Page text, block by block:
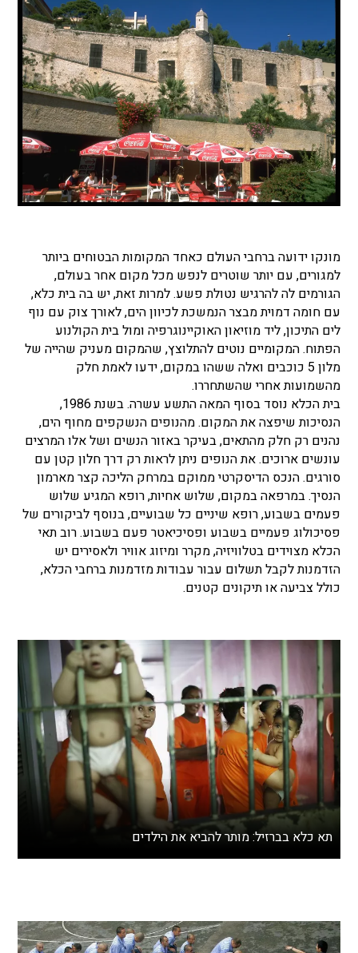
מונקו ידועה ברחבי העולם כאחד המקומות הבטוחים ביותר
למגורים, עם יותר שוטרים לנפש מכל מקום אחר בעולם,
הגורמים לה להרגיש נטולת פשע. למרות זאת, יש בה בית כלא,
עם חומה דמוית מבצר הנמשכת לכיוון הים, לאורך צוק עם נוף
לים התיכון, ליד מוזיאון האוקיינוגרפיה ומול בית הקולנוע
הפתוח. המקומיים נוטים להתלוצץ, שהמקום מעניק שהייה של
מלון 5 כוכבים ואלה ששהו במקום, ידעו לאמת חלק
מהשמועות אחרי שהשתחררו.
בית הכלא נוסד בסוף המאה התשע עשרה. בשנת 1986,
הנסיכות שיפצה את המקום. מהנופים הנשקפים מחוף הים,
נהנים רק חלק מהתאים, בעיקר באזור הנשים ושל אלו המרצים
עונשים ארוכים. את הנופים ניתן לראות רק דרך חלון קטן עם
סורגים. הנכס הדיסקרטי ממוקם במרחק הליכה קצר מארמון
הנסיך. במרפאה במקום, שלוש אחיות, רופא המגיע שלוש
פעמים בשבוע, רופא שיניים כל שבועיים, בנוסף לביקורים של
פסיכולוג פעמיים בשבוע ופסיכיאטר פעם בשבוע. רוב תאי
הכלא מצוידים בטלוויזיה, מקרר ומיזוג אוויר ולאסירים יש
הזדמנות לקבל תשלום עבור עבודות מזדמנות ברחבי הכלא,
כולל צביעה או תיקונים קטנים.
תא כלא בברזיל: מותר להביא את הילדים